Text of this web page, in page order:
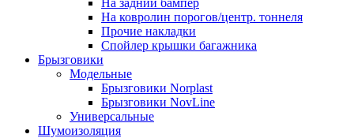
На задний бампер
На ковролин порогов/центр. тоннеля
Прочие накладки
Спойлер крышки багажника
Брызговики
Модельные
Брызговики Norplast
Брызговики NovLine
Универсальные
Шумоизоляция